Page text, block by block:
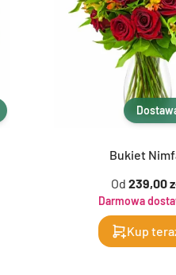
Bukiet
Od 239,00
Darmowa
Kup